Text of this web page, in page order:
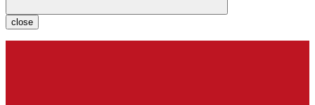
close